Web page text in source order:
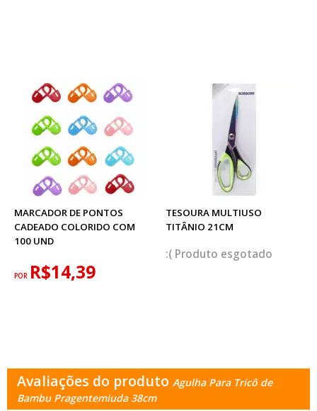
MARCADOR DE PONTOS
CADEADO COLORIDO COM
100 UND
POR R$14,39
TESOURA MULTIUSO
TITÂNIO 21CM
esgotado
Avaliações do produto Agulha Para Tricô de
Bambu Pragentemiuda 38cm